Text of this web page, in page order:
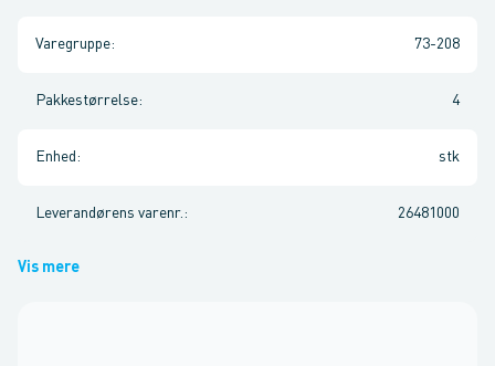
Varegruppe: 73-208
Pakkestørrelse: 4
Enhed : stk
Leverandørens varenr. : 26481000
Vis mere